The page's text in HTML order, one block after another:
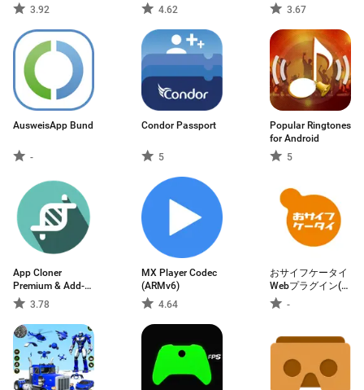
3.92 4.62
3.67
AusweisApp Bund
-
Condor Passport
5
Popular Ringtones
for Android
5
App Cloner
Premium & Add-
ons 3.78
MX Player Codec
(ARMv6)
4.64
おサイフケータイ
Webプラグイン(連
携用)-